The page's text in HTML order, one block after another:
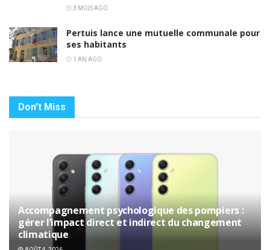
3 MOIS AGO
Pertuis lance une mutuelle communale pour
ses habitants
1 AN AGO
Don't Miss
Accompagnement psychologique des pompiers :
gérer l’impact direct et indirect du changement
climatique